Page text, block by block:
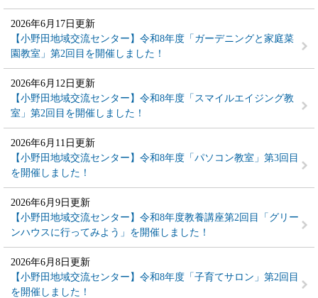
2026年6月17日更新
【小野田地域交流センター】令和8年度「ガーデニングと家庭菜
園教室」第2回目を開催しました！
2026年6月12日更新
【小野田地域交流センター】令和8年度「スマイルエイジング教
室」第2回目を開催しました！
2026年6月11日更新
【小野田地域交流センター】令和8年度「パソコン教室」第3回目
を開催しました！
2026年6月9日更新
【小野田地域交流センター】令和8年度教養講座第2回目「グリー
ンハウスに行ってみよう」を開催しました！
2026年6月8日更新
【小野田地域交流センター】令和8年度「子育てサロン」第2回目
を開催しました！